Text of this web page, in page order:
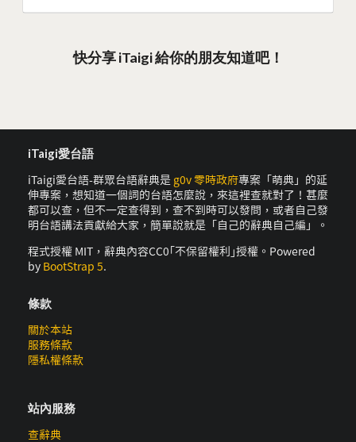
快分享 iTaigi 給你的朋友知道吧！
iTaigi愛台語
iTaigi愛台語-群眾台語辭典是 g0v 零時政府專案「萌典」的延
伸專案，想知道一個詞的台語怎麼說，來這裡查就對了！甚麼
都可以查，但不一定查得到，查不到時可以發問，或者自己發
明台語講法貢獻給大家，簡單說就是「自己的辭典自己編」。
程式授權 MIT，辭典內容CC0｢不保留權利｣授權。Powered
by BootStrap 5.
條款
關於本站
服務條款
隱私權條款
站內服務
查辭典